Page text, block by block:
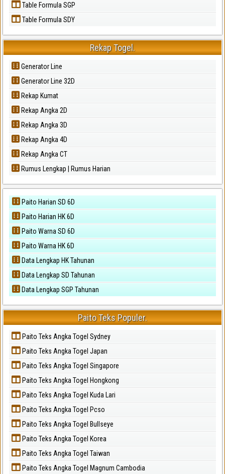
Table Formula SGP
Table Formula SDY
Rekap Togel.
Generator Line
Generator Line 32D
Rekap Kumat
Rekap Angka 2D
Rekap Angka 3D
Rekap Angka 4D
Rekap Angka CT
Rumus Lengkap | Rumus Harian
Paito Harian SD 6D
Paito Harian HK 6D
Paito Warna SD 6D
Paito Warna HK 6D
Data Lengkap HK Tahunan
Data Lengkap SD Tahunan
Data Lengkap SGP Tahunan
Paito Teks Populer.
Paito Teks Angka Togel Sydney
Paito Teks Angka Togel Japan
Paito Teks Angka Togel Singapore
Paito Teks Angka Togel Hongkong
Paito Teks Angka Togel Kuda Lari
Paito Teks Angka Togel Pcso
Paito Teks Angka Togel Bullseye
Paito Teks Angka Togel Korea
Paito Teks Angka Togel Taiwan
Paito Teks Angka Togel Magnum Cambodia